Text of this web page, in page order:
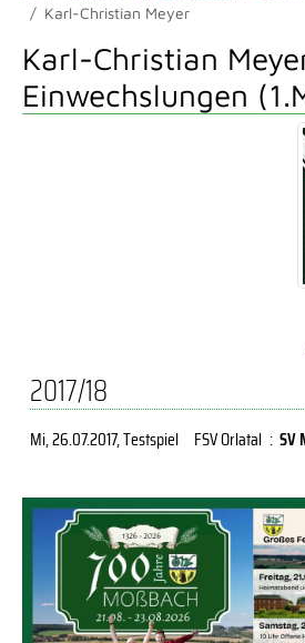
Karl-Christian Meyer
Karl-Christian
Einwechslungen
2017/18
Mi, 26.07.2017, Testspiel FSV Orlatal : SV